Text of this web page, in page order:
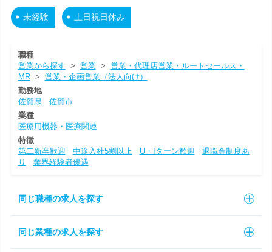
未経験 土日祝日休み
職種
営業から探す > 営業> 営業・代理店営業・ルートセールス・
MR> 営業・企画営業（法人向け）
勤務地
佐賀県
佐賀市
業種
医療用機器・医療関連
特徴
第二新卒歓迎
中途入社5割以上 U・Iターン歓迎
退職金制度あ
り
業界経験者優遇
同じ職種の求人を探す
同じ業種の求人を探す